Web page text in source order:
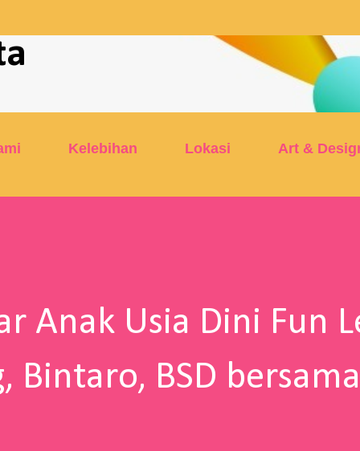
Kelebihan Lokasi Art &
Anak Usia Dini Fun
Bintaro, BSD